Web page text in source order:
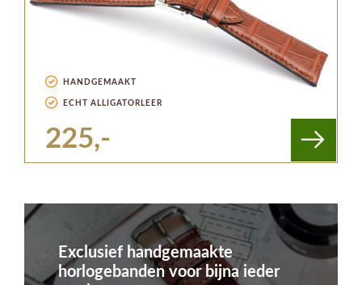
HANDGEMAAKT
ECHT ALLIGATORLEER
225,-
Exclusief handgemaakte
horlogebanden voor bijna ieder